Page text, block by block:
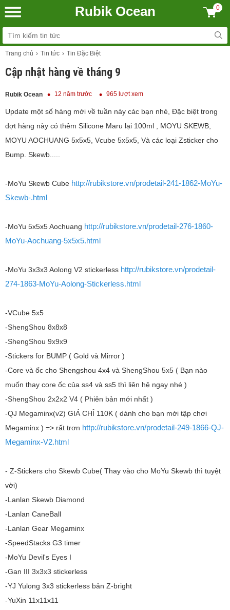
Rubik Ocean 0
Trang chủ Tin tức Tin Đặc Biệt
Cập nhật hàng về tháng 9
Rubik Ocean 12 năm trước 965 lượt xem
Update một số hàng mới về tuần này các bạn nhé, Đặc biệt trong
đợt hàng này có thêm Silicone Maru lại 100ml , MOYU SKEWB,
MOYU AOCHUANG 5x5x5, Vcube 5x5x5, Và các loại Zsticker cho
Bump. Skewb.....
-MoYu Skewb Cube http://rubikstore.vn/prodetail-241-1862-MoYu-
Skewb-.html
-MoYu 5x5x5 Aochuang http://rubikstore.vn/prodetail-276-1860-
MoYu-Aochuang-5x5x5.html
-MoYu 3x3x3 Aolong V2 stickerless http://rubikstore.vn/prodetail-
274-1863-MoYu-Aolong-Stickerless.html
-VCube 5x5
-ShengShou 8x8x8
-ShengShou 9x9x9
-Stickers for BUMP ( Gold và Mirror )
-Core và ốc cho Shengshou 4x4 và ShengShou 5x5 ( Bạn nào
muốn thay core ốc của ss4 và ss5 thì liên hệ ngay nhé )
-ShengShou 2x2x2 V4 ( Phiên bản mới nhất )
-QJ Megaminx(v2) GIÁ CHỈ 110K ( dành cho bạn mới tập chơi
Megaminx ) => rất trơn http://rubikstore.vn/prodetail-249-1866-QJ-
Megaminx-V2.html
- Z-Stickers cho Skewb Cube( Thay vào cho MoYu Skewb thì tuyệt
vời)
-Lanlan Skewb Diamond
-Lanlan CaneBall
-Lanlan Gear Megaminx
-SpeedStacks G3 timer
-MoYu Devil's Eyes I
-Gan III 3x3x3 stickerless
-YJ Yulong 3x3 stickerless bản Z-bright
-YuXin 11x11x11